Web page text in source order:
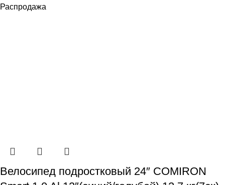
Распродажа
Велосипед подростковый 24″ COMIRON